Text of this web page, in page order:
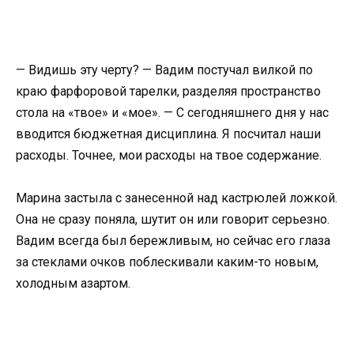
— Видишь эту черту? — Вадим постучал вилкой по
краю фарфоровой тарелки, разделяя пространство
стола на «твое» и «мое». — С сегодняшнего дня у нас
вводится бюджетная дисциплина. Я посчитал наши
расходы. Точнее, мои расходы на твое содержание.
Марина застыла с занесенной над кастрюлей ложкой.
Она не сразу поняла, шутит он или говорит серьезно.
Вадим всегда был бережливым, но сейчас его глаза
за стеклами очков поблескивали каким-то новым,
холодным азартом.